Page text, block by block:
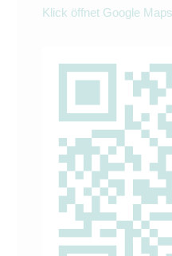
Klick öffnet Google Maps